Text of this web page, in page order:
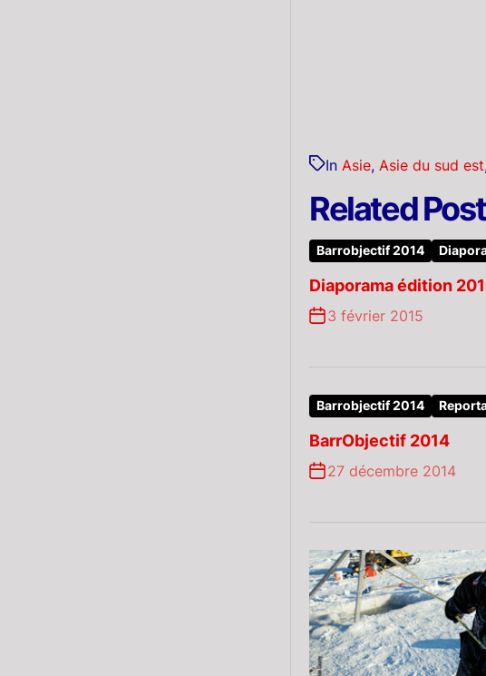
In Asie, Asie du sud est
Related Post
Barrobjectif 2014
Diaporama édition
3 février 2015
Barrobjectif 2014
BarrObjectif 2014
27 décembre 2014